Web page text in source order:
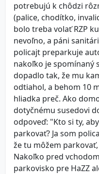
potrebujú k chôdzi
(palice, chodítko,
bolo treba volať RZP
nevoľno, a páni
policajt preparkuje
nakoľko je spomínaný
dopadlo tak, že mu
odtiahol, a behom 10
hliadka preč. Ako
dotyčnému susedovi
odpoveď: "Kto si ty,
parkovať? Ja som
že tu môžem
Nakoľko pred
parkovisko pre HaZZ